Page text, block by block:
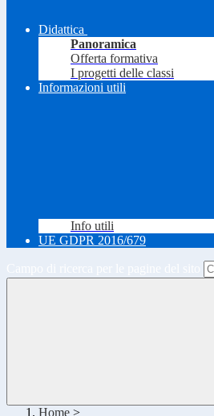
Didattica
Panoramica
Offerta formativa
I progetti delle classi
Informazioni utili
Info utili
UE GDPR 2016/679
Home >